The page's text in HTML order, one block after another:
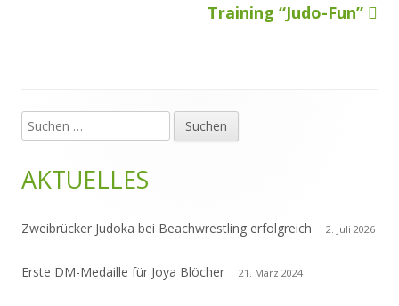
BeitragsnavigationNächster
Training “Judo-Fun”
Haupt-
Seitenleiste
Suchen
nach:
AKTUELLES
Zweibrücker Judoka bei Beachwrestling erfolgreich 2. Juli 2026
Erste DM-Medaille für Joya Blöcher 21. März 2024